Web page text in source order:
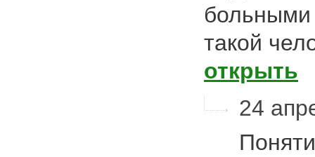
больными
такой
открыть
24